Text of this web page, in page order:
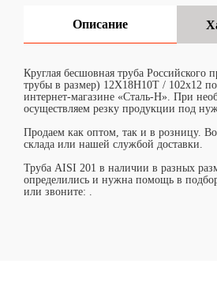
Описание
Круглая бесшовная труба Российского
трубы в размер) 12Х18Н10Т / 102х12
интернет-магазине «Сталь-Н». При
осуществляем резку продукции под
Продаем как оптом, так и в розницу.
склада или нашей службой доставки.
Труба AISI 201 в наличии в разных
определились и нужна помощь в
или звоните: